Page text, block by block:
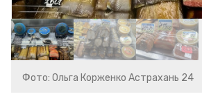
Фото: Ольга Корженко Астрахань 24